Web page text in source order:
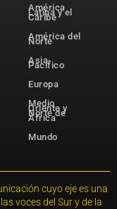
América
Latina y el
Caribe
América del
Norte
Asia-
Pacífico
Europa
Medio
Oriente y
Norte de
África
Mundo
cuyo eje es una
voces del Sur y de la